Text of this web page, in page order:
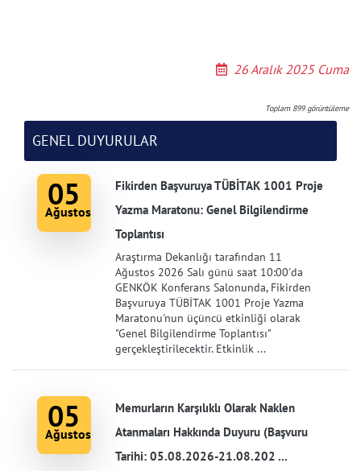
26 Aralık 2025 Cuma
Toplam 899görüntüleme
GENEL DUYURULAR
05
Ağustos
Fikirden Başvuruya TÜBİTAK 1001 Proje
Yazma Maratonu: Genel Bilgilendirme
Toplantısı
Araştırma Dekanlığı tarafından 11
Ağustos 2026 Salı günü saat 10:00'da
GENKÖK Konferans Salonunda, Fikirden
Başvuruya TÜBİTAK 1001 Proje Yazma
Maratonu'nun üçüncü etkinliği olarak
"Genel Bilgilendirme Toplantısı"
gerçekleştirilecektir. Etkinlik ...
05
Ağustos
Memurların Karşılıklı Olarak Naklen
Atanmaları Hakkında Duyuru (Başvuru
Tarihi: 05.08.2026-21.08.202 ...